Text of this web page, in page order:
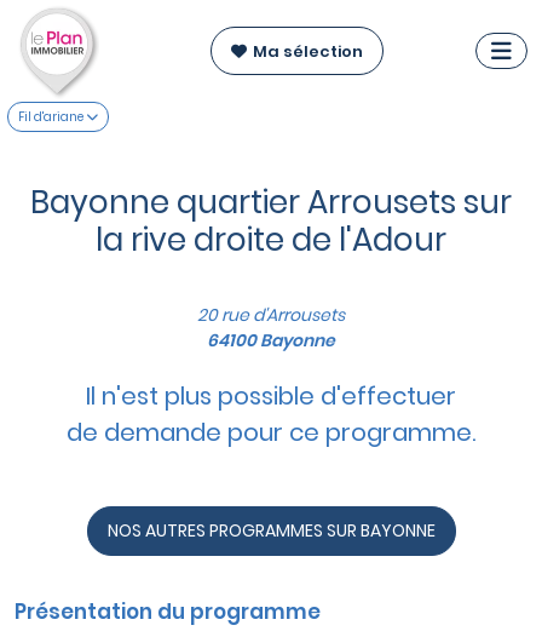
Ma sélection
Fil d'ariane
Bayonne quartier Arrousets sur
la rive droite de l'Adour
20 rue d'Arrousets
64100 Bayonne
Il n'est plus possible d'effectuer
de demande pour ce programme.
NOS AUTRES PROGRAMMES SUR BAYONNE
Présentation du programme